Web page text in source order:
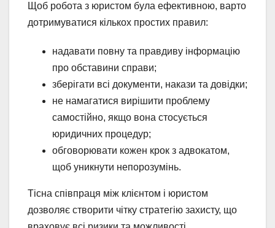
Щоб робота з юристом була ефективною, варто
дотримуватися кількох простих правил:
надавати повну та правдиву інформацію
про обставини справи;
зберігати всі документи, накази та довідки;
не намагатися вирішити проблему
самостійно, якщо вона стосується
юридичних процедур;
обговорювати кожен крок з адвокатом,
щоб уникнути непорозумінь.
Тісна співпраця між клієнтом і юристом
дозволяє створити чітку стратегію захисту, що